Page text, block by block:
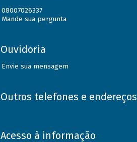
08007026337
Mande sua pergunta
Ouvidoria
Envie sua mensagem
Outros telefones e endereços
Acesso à informação